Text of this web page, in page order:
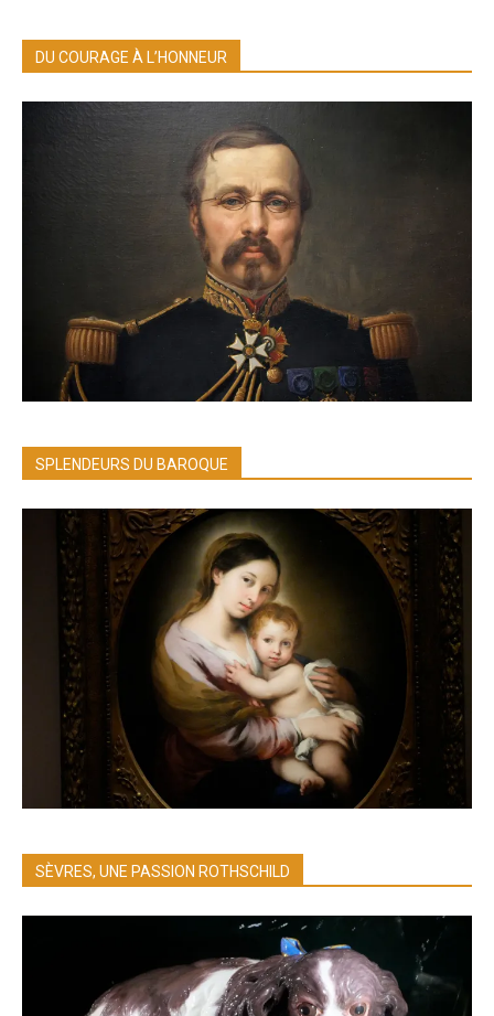
DU COURAGE À L’HONNEUR
SPLENDEURS DU BAROQUE
SÈVRES, UNE PASSION ROTHSCHILD